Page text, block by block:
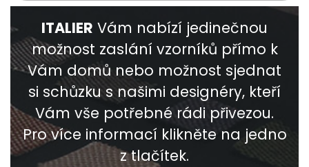
ITALIER Vám nabízí jedinečnou
možnost zaslání vzorníků přímo k
Vám domů nebo možnost sjednat
si schůzku s našimi designéry, kteří
Vám vše potřebné rádi přivezou.
Pro více informací klikněte na jedno
z tlačítek.